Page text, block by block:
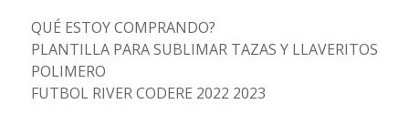
QUÉ ESTOY COMPRANDO?
PLANTILLA PARA SUBLIMAR TAZAS Y LLAVERITOS
POLIMERO
FUTBOL RIVER CODERE 2022 2023